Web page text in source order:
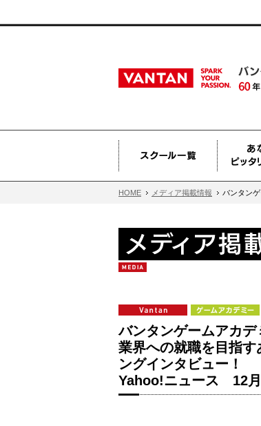
HOME メディア掲載情報 バンタン
バンタンゲームアカデ
業界への就職を目指
ングインタビュー！
Yahoo!ニュース 12